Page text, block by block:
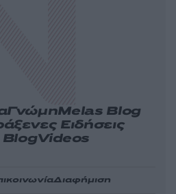
ΓνώμηMelas Blog
Ειδήσεις
BlogVideos
Διαφήμιση